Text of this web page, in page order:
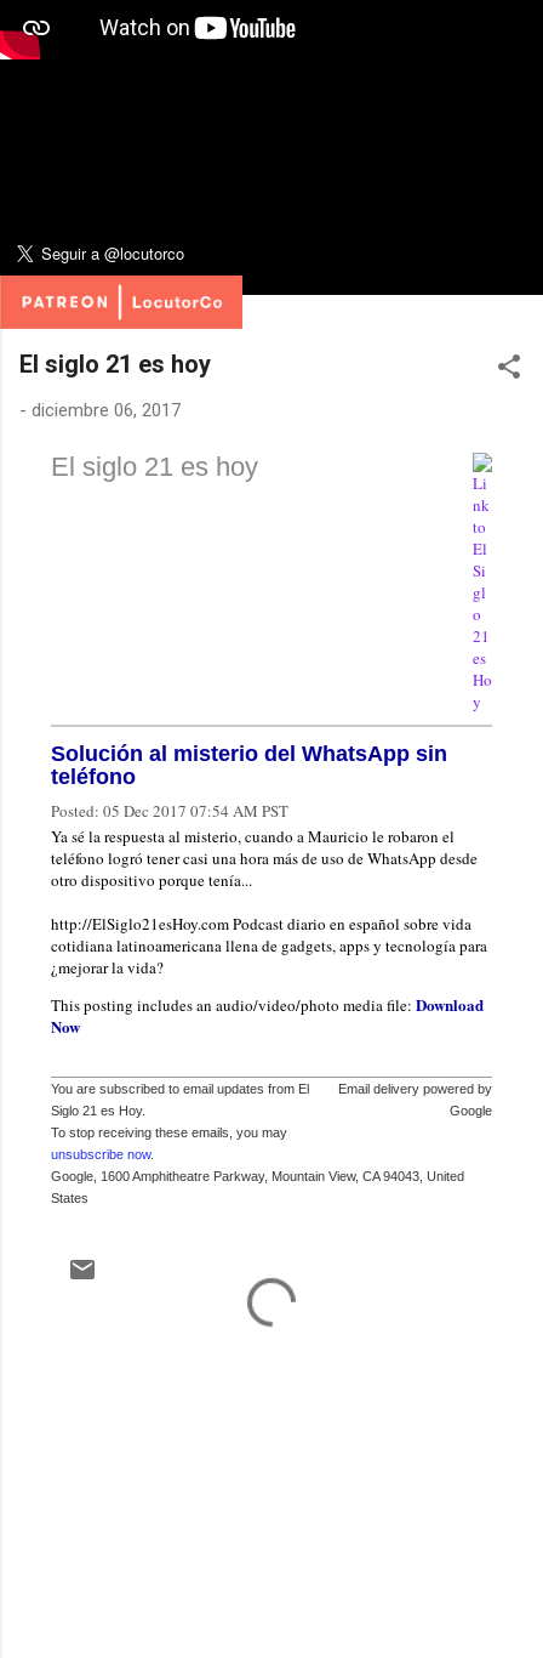
El siglo 21 es hoy
- diciembre 06, 2017
El siglo 21 es hoy
Solución al misterio del WhatsApp sin
teléfono
Posted: 05 Dec 2017 07:54 AM PST
Ya sé la respuesta al misterio, cuando a Mauricio le robaron el
teléfono logró tener casi una hora más de uso de WhatsApp desde
otro dispositivo porque tenía...
http://ElSiglo21esHoy.com Podcast diario en español sobre vida
cotidiana latinoamericana llena de gadgets, apps y tecnología para
¿mejorar la vida?
This posting includes an audio/video/photo media file: Download
Now
You are subscribed to email updates from El
Siglo 21 es Hoy.
To stop receiving these emails, you may
unsubscribe now.
Email delivery powered by
Google
Google, 1600 Amphitheatre Parkway, Mountain View, CA 94043, United
States